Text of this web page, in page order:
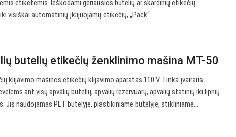
etiketėmis. Ieškodami geriausios butelių ar skardinių etikečių
visiškai automatinių įklijuojamų etikečių, „Pack“ ...
butelių etikečių ženklinimo mašina MT-50
klijavimo mašinos etikečių klijavimo aparatas 110 V. Tinka įvairaus
ant visų apvalių butelių, apvalių rezervuarų, apvalių statinių iki lipnių
Jis naudojamas PET butelyje, plastikiniame butelyje, stikliniame…